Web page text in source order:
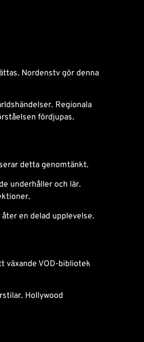
Nordenstv gör denna
Regionala
fördjupas.
detta genomtänkt.
underhåller och lär.
en delad upplevelse.
växande VOD-bibliotek
Hollywood